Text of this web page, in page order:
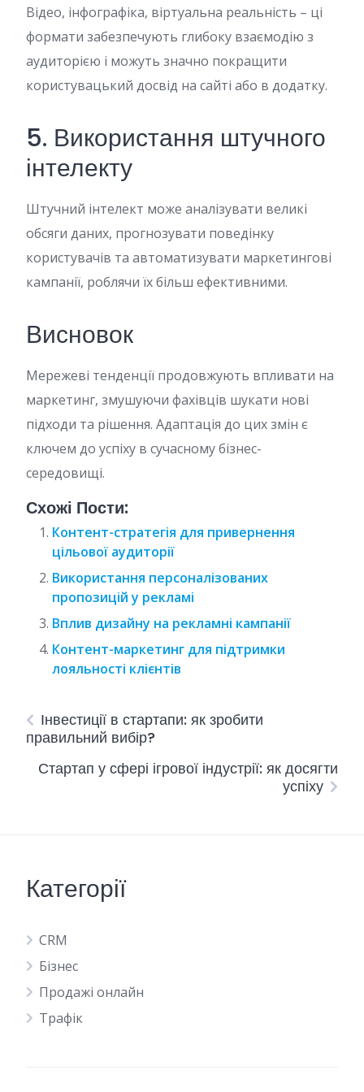
Відео, інфографіка, віртуальна реальність – ці
формати забезпечують глибоку взаємодію з
аудиторією і можуть значно покращити
користувацький досвід на сайті або в додатку.
5. Використання штучного
інтелекту
Штучний інтелект може аналізувати великі
обсяги даних, прогнозувати поведінку
користувачів та автоматизувати маркетингові
кампанії, роблячи їх більш ефективними.
Висновок
Мережеві тенденції продовжують впливати на
маркетинг, змушуючи фахівців шукати нові
підходи та рішення. Адаптація до цих змін є
ключем до успіху в сучасному бізнес-
середовищі.
Схожі Пости:
Контент-стратегія для привернення
цільової аудиторії
Використання персоналізованих
пропозицій у рекламі
Вплив дизайну на рекламні кампанії
Контент-маркетинг для підтримки
лояльності клієнтів
Інвестиції в стартапи: як зробити
правильний вибір?
Стартап у сфері ігрової індустрії: як досягти
успіху
Категорії
CRM
Бізнес
Продажі онлайн
Трафік